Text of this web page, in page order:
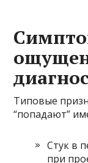
Типовые
“попадают”
Стук в
при